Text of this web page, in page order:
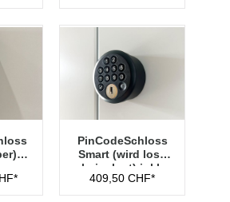
PinCodeSchloss
Smart (wird lose
beigelegt) inkl.
Managementschl
üssel
409,50 CHF*